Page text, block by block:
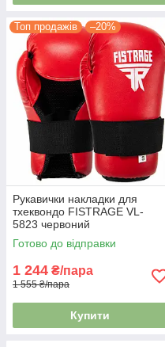
Топ продажів –20%
Рукавички накладки для
тхеквондо FISTRAGE VL-
5823 червоний
Готово до відправки
1 244 ₴/пара
1 555 ₴/пара
Купити